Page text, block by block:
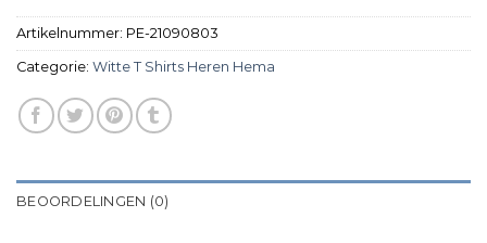
Artikelnummer: PE-21090803
Categorie: Witte T Shirts Heren Hema
BEOORDELINGEN (0)